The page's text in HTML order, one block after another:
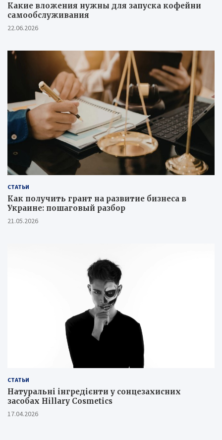
Какие вложения нужны для запуска кофейни
самообслуживания
22.06.2026
СТАТЬИ
Как получить грант на развитие бизнеса в
Украине: пошаговый разбор
21.05.2026
СТАТЬИ
Натуральні інгредієнти у сонцезахисних
засобах Hillary Cosmetics
17.04.2026